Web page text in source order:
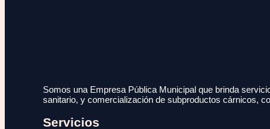
Somos una Empresa Pública Municipal que brinda
sanitario, y comercialización de subproductos cárnicos,
Servicios